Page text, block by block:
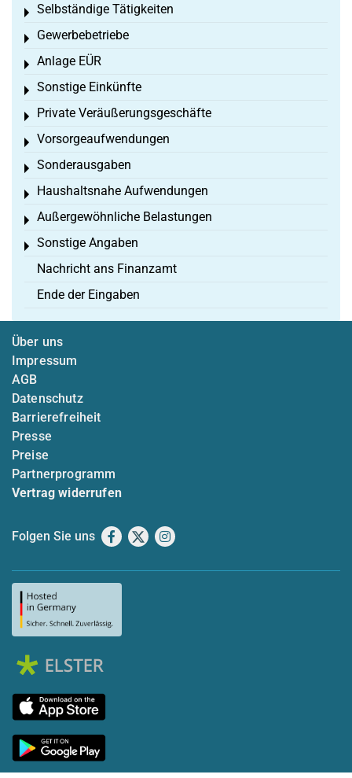
Selbständige Tätigkeiten
Toggle menu
Gewerbebetriebe
Toggle menu
Anlage EÜR
Toggle menu
Sonstige Einkünfte
Toggle menu
Private Veräußerungsgeschäfte
Toggle menu
Vorsorgeaufwendungen
Toggle menu
Sonderausgaben
Toggle menu
Haushaltsnahe Aufwendungen
Toggle menu
Außergewöhnliche Belastungen
Toggle menu
Sonstige Angaben
Toggle menu
Nachricht ans Finanzamt
Ende der Eingaben
Über uns
Impressum
AGB
Datenschutz
Barrierefreiheit
Presse
Preise
Partnerprogramm
Vertrag widerrufen
Folgen Sie uns Facebook
X Instagram